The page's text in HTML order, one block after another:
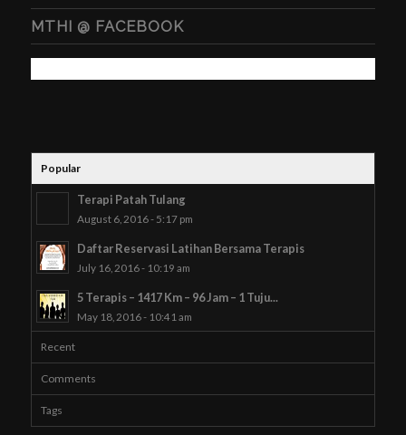
MTHI @ FACEBOOK
Popular
Terapi Patah Tulang
August 6, 2016 - 5:17 pm
Daftar Reservasi Latihan Bersama Terapis
July 16, 2016 - 10:19 am
5 Terapis – 1417 Km – 96 Jam – 1 Tuju...
May 18, 2016 - 10:41 am
Recent
Comments
Tags